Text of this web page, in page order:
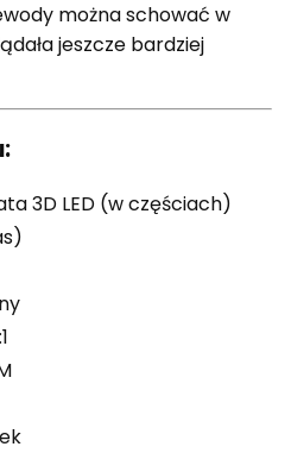
można schować w
jeszcze bardziej
3D LED (w częściach)